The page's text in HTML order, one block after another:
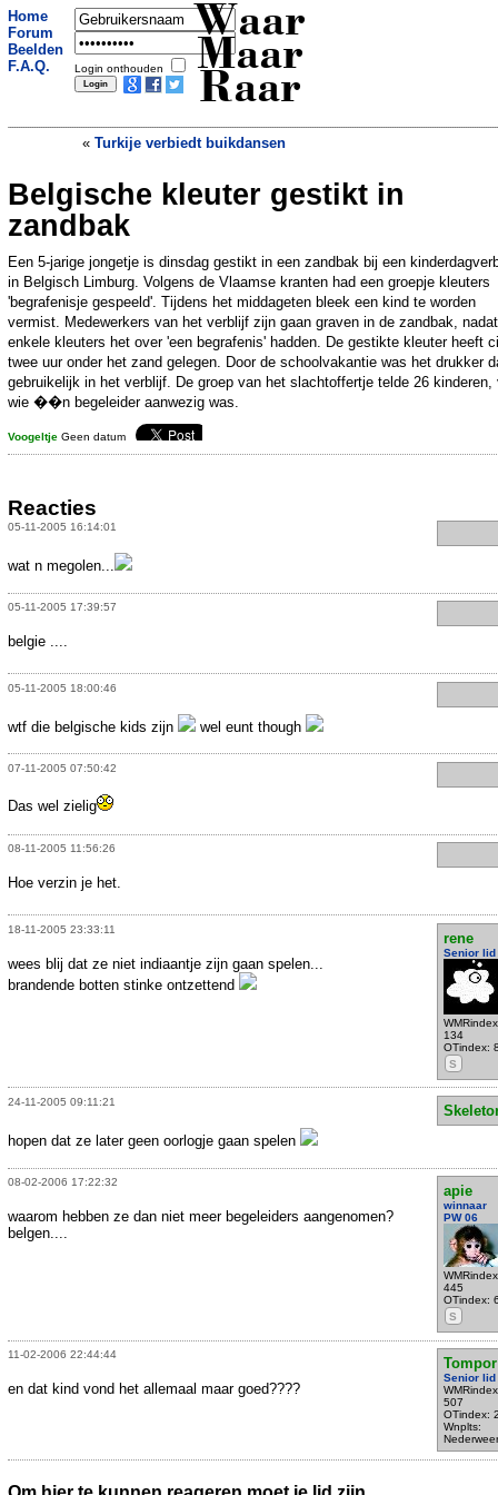
Home
Forum
Beelden
F.A.Q.
Login onthouden
Waar
Maar
Raar
« Turkije verbiedt buikdansen
Belgische kleuter gestikt in
zandbak
Een 5-jarige jongetje is dinsdag gestikt in een zandbak bij een
in Belgisch Limburg. Volgens de Vlaamse kranten had een groepje kleuters
'begrafenisje gespeeld'. Tijdens het middageten bleek een kind te worden
vermist. Medewerkers van het verblijf zijn gaan graven in de zandbak, nadat
enkele kleuters het over 'een begrafenis' hadden. De gestikte kleuter heeft
twee uur onder het zand gelegen. Door de schoolvakantie was het drukker
gebruikelijk in het verblijf. De groep van het slachtoffertje telde 26 kinderen,
wie ��n begeleider aanwezig was.
Voogeltje Geen datum
Reacties
05-11-2005 16:14:01
wat n megolen...
05-11-2005 17:39:57
belgie ....
05-11-2005 18:00:46
wtf die belgische kids zijn wel eunt though
07-11-2005 07:50:42
Das wel zielig
08-11-2005 11:56:26
Hoe verzin je het.
18-11-2005 23:33:11
rene
Senior lid
134
OTindex:
S
wees blij dat ze niet indiaantje zijn gaan spelen...
brandende botten stinke ontzettend
24-11-2005 09:11:21
hopen dat ze later geen oorlogje gaan spelen
08-02-2006 17:22:32
apie
winnaar
PW 06
445
OTindex:
S
waarom hebben ze dan niet meer begeleiders aangenomen?
belgen....
11-02-2006 22:44:44
Tompor
Senior lid
507
OTindex:
Wnplts:
en dat kind vond het allemaal maar goed????